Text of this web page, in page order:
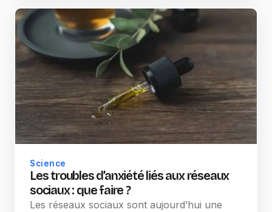
Science
Les troubles d’anxiété liés aux réseaux
sociaux : que faire ?
Les réseaux sociaux sont aujourd’hui une